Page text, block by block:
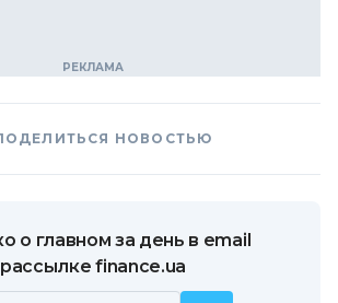
НОВОСТЬЮ
о главном за день в email
рассылке finance.ua